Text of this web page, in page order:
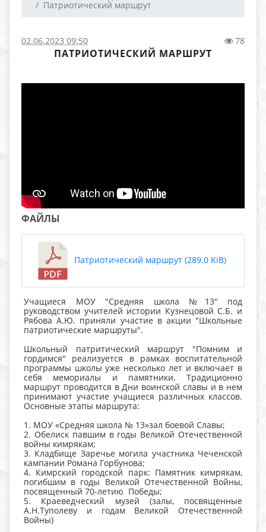
Патриотический маршрут
02.06.2023 09:50 78
ПАТРИОТИЧЕСКИЙ МАРШРУТ
ФАЙЛЫ
Патриотический маршрут (289.0 KiB)
Учащиеся МОУ "Средняя школа №13" под
руководством учителей истории Кузнецовой С.Б. и
Рябова А.Ю. приняли участие в акции "Школьные
патриотические маршруты".
Школьный патритический маршрут "Помним и
гордимся" реализуется в рамках воспитательной
программы школы уже несколько лет и включает в
себя мемориалы и памятники. Традиционно
маршрут проводится в Дни воинской славы и в нем
принимают участие учащиеся различных классов.
Основные этапы маршрута:
1. МОУ «Средняя школа № 13»зал боевой Славы;
2. Обелиск павшим в годы Великой Отечественной
войны кимрякам;
3. Кладбище Заречье могила участника Чеченской
кампании Романа Горбунова;
4. Кимрский городской парк: Памятник кимрякам,
погибшим в годы Великой Отечественной Войны,
посвященный 70-летию Победы;
5. Краеведческий музей (залы, посвященные
А.Н.Туполеву и годам Великой Отечественной
Войны)